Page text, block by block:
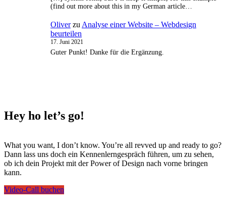
(find out more about this in my German article…
Oliverzu Analyse einer Website – Webdesign
beurteilen
17. Juni 2021
Guter Punkt! Danke für die Ergänzung.
Hey ho let’s go!
What you want, I don’t know. You’re all revved up and ready to go?
Dann lass uns doch ein Kennenlerngespräch führen, um zu sehen,
ob ich dein Projekt mit der Power of Design nach vorne bringen
kann.
Video-Call buchen